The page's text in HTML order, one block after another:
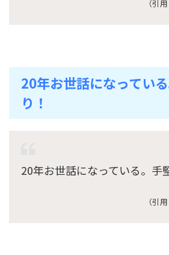
（引用
20年お世話になってい
り！
20年お世話になっている。手
（引用